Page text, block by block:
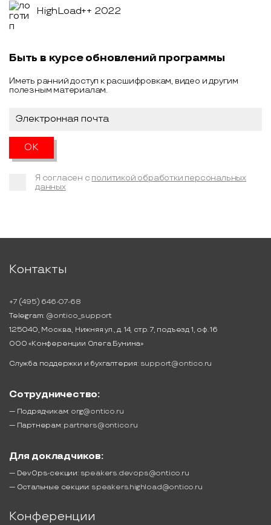
HighLoad++ 2022
Быть в курсе обновлений программы
Иметь ранний доступ к расшифровкам, видео и другим
полезным материалам.
Я согласен с политикой обработки персональных
данных
Контакты
+7 (495) 646-07-68
Telegram: @ontico_support
125040, Москва, Нижняя ул., д. 14, стр. 7, подъезд 1, оф. 16
ООО «Конференции Олега Бунина»
Служба поддержки и бухгалтерия: support@ontico.ru
Сотрудничество:
— Подрядчикам: org@ontico.ru
— Партнерам: partners@ontico.ru
Для докладчиков:
— DevOps-секции: speakers.devops@ontico.ru
— Остальные секции: speakers.highload@ontico.ru
Конференции